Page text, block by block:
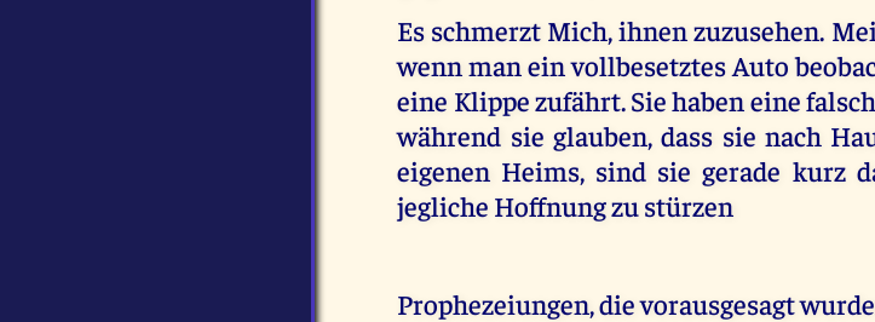
Es schmerzt Mich, ihnen zuzusehen.
wenn man ein vollbesetztes Auto
eine Klippe zufährt. Sie haben eine
während sie glauben, dass sie nach
eigenen Heims, sind sie gerade kurz
jegliche Hoffnung zu stürzen
Prophezeiungen, die vorausgesagt